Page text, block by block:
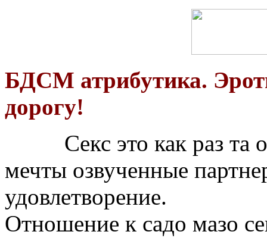
БДСМ атрибутика.
дорогу!
Секс это как раз та
мечты озвученные
удовлетворение.
Отношение к садо мазо